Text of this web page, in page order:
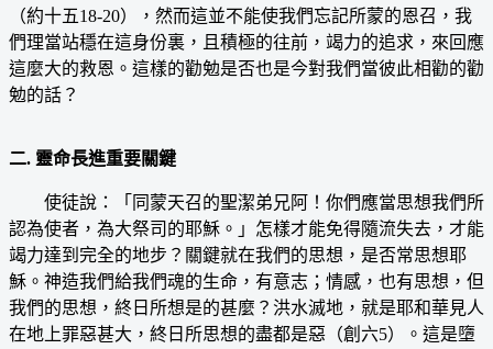
（約十五18-20），然而這並不能使我們忘記所蒙的恩召，我
們理當站穩在這身份裏，且積極的往前，竭力的追求，來回應
這麼大的救恩。這樣的勸勉是否也是今對我們當彼此相勸的勸
勉的話？
二. 靈命長進重要關鍵
使徒說：「同蒙天召的聖潔弟兄阿！你們應當思想我們所
認為使者，為大祭司的耶穌。」怎樣才能免得隨流失去，才能
竭力達到完全的地步？關鍵就在我們的思想，是否常思想耶
穌。神造我們給我們魂的生命，有意志；情感，也有思想，但
我們的思想，終日所想是的甚麼？洪水滅地，就是耶和華見人
在地上罪惡甚大，終日所思想的盡都是惡（創六5）。這是墮